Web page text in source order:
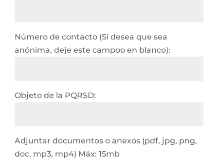
Número de contacto (Si desea que sea
anónima, deje este campoo en blanco):
Objeto de la PQRSD:
Adjuntar documentos o anexos (pdf, jpg, png,
doc, mp3, mp4) Máx: 15mb